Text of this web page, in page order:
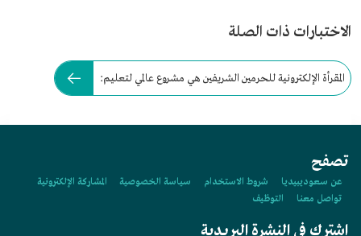
الاختبارات ذات الصلة
المقرأة الإلكترونية للحرمين الشريفين هي مشروع عالمي لتعليم:
تصفح
عن سعوديبيديا شروط الاستخدام سياسة الخصوصية
المشاركة الإلكترونية
تواصل معنا
التوظيف
اشترك في النشرة البريدية